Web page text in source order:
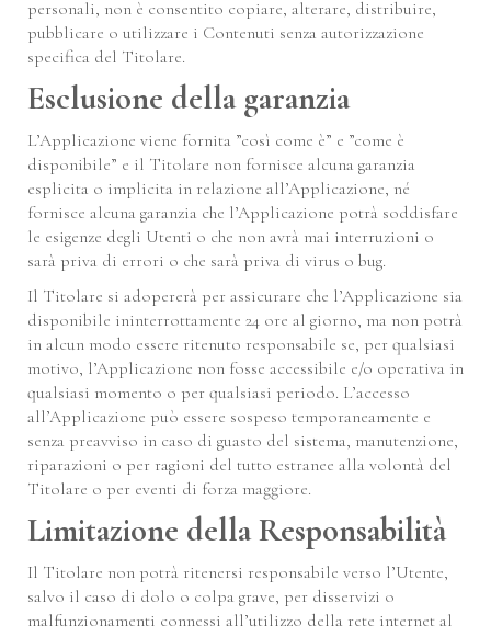
personali, non è consentito copiare, alterare, distribuire,
pubblicare o utilizzare i Contenuti senza autorizzazione
specifica del Titolare.
Esclusione della garanzia
L’Applicazione viene fornita ”così come è” e ”come è
disponibile” e il Titolare non fornisce alcuna garanzia
esplicita o implicita in relazione all’Applicazione, né
fornisce alcuna garanzia che l’Applicazione potrà soddisfare
le esigenze degli Utenti o che non avrà mai interruzioni o
sarà priva di errori o che sarà priva di virus o bug.
Il Titolare si adopererà per assicurare che l’Applicazione sia
disponibile ininterrottamente 24 ore al giorno, ma non potrà
in alcun modo essere ritenuto responsabile se, per qualsiasi
motivo, l’Applicazione non fosse accessibile e/o operativa in
qualsiasi momento o per qualsiasi periodo. L’accesso
all’Applicazione può essere sospeso temporaneamente e
senza preavviso in caso di guasto del sistema, manutenzione,
riparazioni o per ragioni del tutto estranee alla volontà del
Titolare o per eventi di forza maggiore.
Limitazione della Responsabilità
Il Titolare non potrà ritenersi responsabile verso l’Utente,
salvo il caso di dolo o colpa grave, per disservizi o
malfunzionamenti connessi all’utilizzo della rete internet al